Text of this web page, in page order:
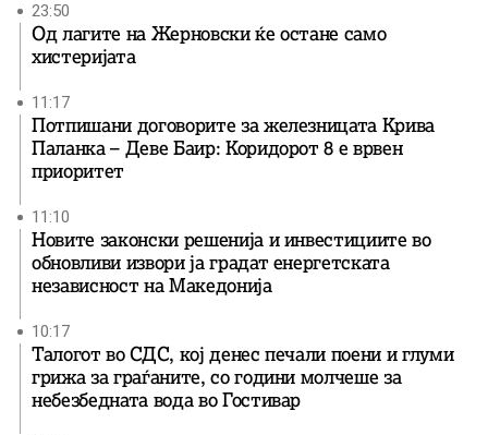
23:50
Од лагите на Жерновски ќе остане само
хистеријата
11:17
Потпишани договорите за железницата Крива
Паланка – Деве Баир: Коридорот 8 е врвен
приоритет
11:10
Новите законски решенија и инвестициите во
обновливи извори ја градат енергетската
независност на Македонија
10:17
Талогот во СДС, кој денес печали поени и глуми
грижа за граѓаните, со години молчеше за
небезбедната вода во Гостивар